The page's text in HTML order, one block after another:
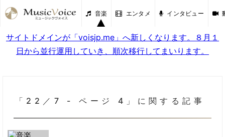
音楽 エンタメ インタビュー
サイトドメインが「voisjp.me」へ新しくなります。８月１
日から並行運用していき、順次移行してまいります。
「22／7 - ページ 4」に関する記事